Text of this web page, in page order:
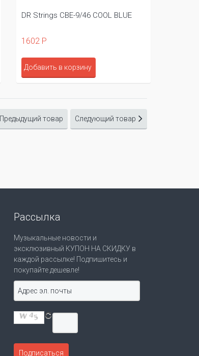
DR Strings CBE-9/46 COOL BLUE
1602 Р
Добавить в корзину
Предыдущий товар Следующий товар
Рассылка
Музыкальные новости и
эксклюзивный КУПОН НА СКИДКУ в
каждой рассылке! Подпишитесь и
покупайте дешевле!